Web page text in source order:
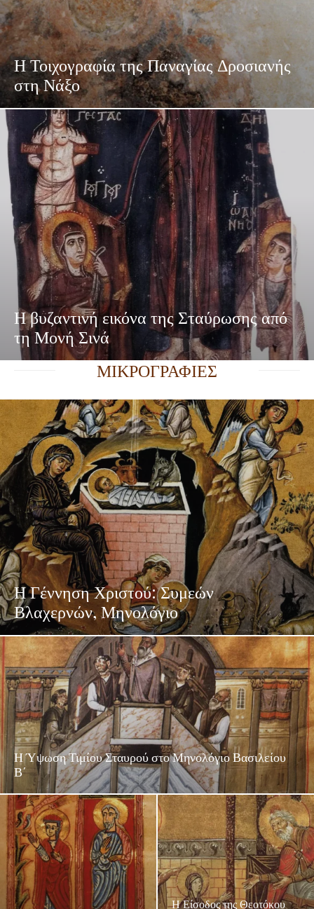
Η Τοιχογραφία της Παναγίας Δροσιανής
στη Νάξο
Η βυζαντινή εικόνα της Σταύρωσης από
τη Μονή Σινά
ΜΙΚΡΟΓΡΑΦΙΕΣ
Η Γέννηση Χριστού: Συμεών
Βλαχερνών, Μηνολόγιο
Η Ύψωση Τιμίου Σταυρού στο Μηνολόγιο Βασιλείου
Β΄
Η Είσοδος της Θεοτόκου